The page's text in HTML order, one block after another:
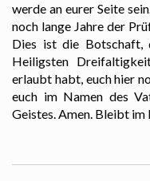
werde an eurer Seite
noch lange Jahre der
Dies ist die Botschaft,
Heiligsten
erlaubt habt, euch hier
euch im Namen des
Geistes. Amen. Bleibt im